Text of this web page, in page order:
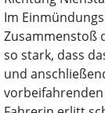
Im
Zusammenstoß
so stark, dass
und